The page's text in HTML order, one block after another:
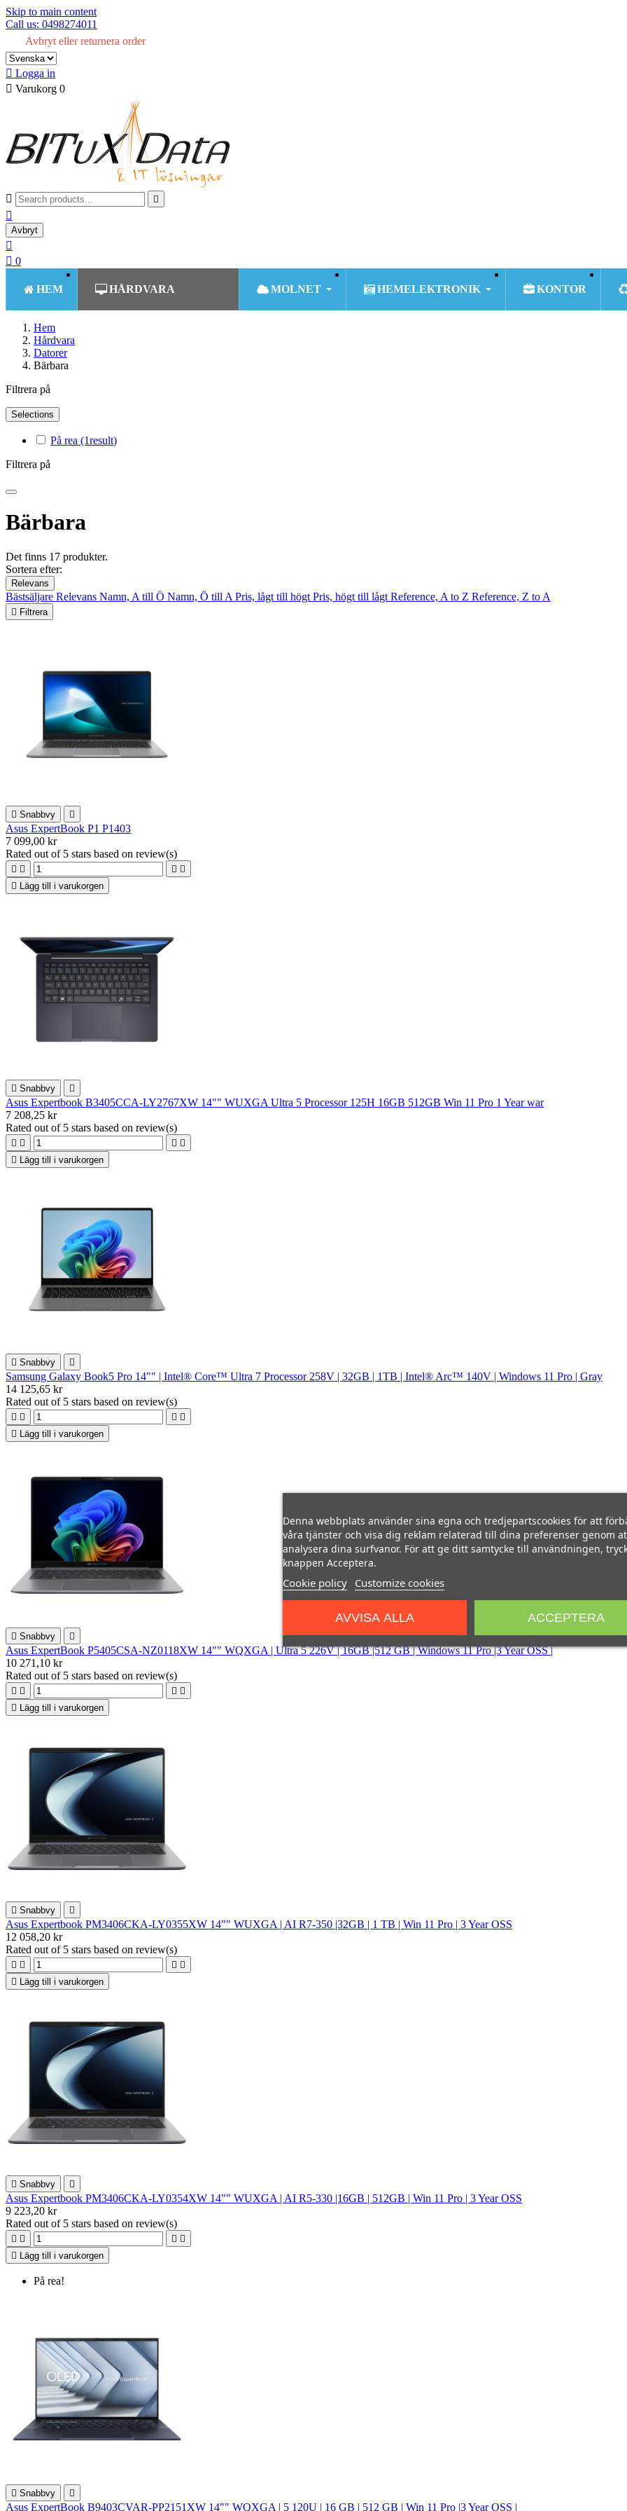
Skip to main content
Call us: 0498274011
Avbryt eller returnera order
 Logga in
 Varukorg 0
 

Avbryt

 0
HEM HÅRDVARA MOLNET HEMELEKTRONIK KONTOR
Hem
Hårdvara
Datorer
Bärbara
Filtrera på
Selections
På rea (1result)
Filtrera på
Bärbara
Det finns 17 produkter.
Sortera efter:
Relevans
Bästsäljare Relevans Namn, A till Ö Namn, Ö till A Pris, lågt till högt Pris, högt till lågt Reference, A to Z Reference, Z to A
 Filtrera
 Snabbvy 
Asus ExpertBook P1 P1403
7 099,00 kr
Rated out of 5 stars based on review(s)
   

Lägg till i varukorgen
 Snabbvy 
Asus Expertbook B3405CCA-LY2767XW 14"" WUXGA Ultra 5 Processor 125H 16GB 512GB Win 11 Pro 1 Year war
7 208,25 kr
Rated out of 5 stars based on review(s)
   

Lägg till i varukorgen
 Snabbvy 
Samsung Galaxy Book5 Pro 14"" | Intel® Core™ Ultra 7 Processor 258V | 32GB | 1TB | Intel® Arc™ 140V | Windows 11 Pro | Gray
14 125,65 kr
Rated out of 5 stars based on review(s)
   

Lägg till i varukorgen
 Snabbvy 
Asus ExpertBook P5405CSA-NZ0118XW 14"" WQXGA | Ultra 5 226V | 16GB |512 GB | Windows 11 Pro |3 Year OSS |
10 271,10 kr
Rated out of 5 stars based on review(s)
   

Lägg till i varukorgen
 Snabbvy 
Asus Expertbook PM3406CKA-LY0355XW 14"" WUXGA | AI R7-350 |32GB | 1 TB | Win 11 Pro | 3 Year OSS
12 058,20 kr
Rated out of 5 stars based on review(s)
   

Lägg till i varukorgen
 Snabbvy 
Asus Expertbook PM3406CKA-LY0354XW 14"" WUXGA | AI R5-330 |16GB | 512GB | Win 11 Pro | 3 Year OSS
9 223,20 kr
Rated out of 5 stars based on review(s)
   

Lägg till i varukorgen
På rea!
 Snabbvy 
Asus ExpertBook B9403CVAR-PP2151XW 14"" WQXGA | 5 120U | 16 GB | 512 GB | Win 11 Pro |3 Year OSS |
Denna webbplats använder sina egna och tredjepartscookies för att
våra tjänster och visa dig reklam relaterad till dina preferenser genom
analysera dina surfvanor. För att ge ditt samtycke till användningen,
knappen Acceptera.
Cookie policy Customize cookies
AVVISA ALLA ACCEPTERA